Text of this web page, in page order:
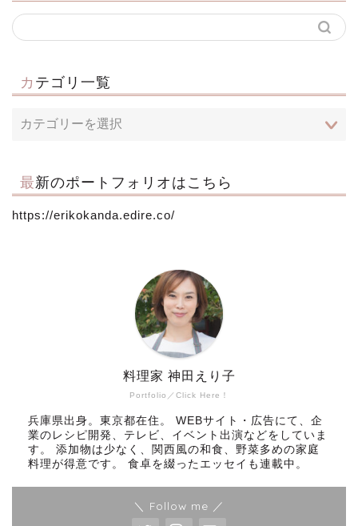
カテゴリ一覧
最新のポートフォリオはこちら
https://erikokanda.edire.co/
Portfolio／Click Here！
料理家 神田えり子
兵庫県出身。東京都在住。 WEBサイト・広告にて、企
業のレシピ開発、テレビ、イベント出演などをしていま
す。 添加物は少なく、関西風の和食、野菜多めの家庭
料理が得意です。 食卓を綴ったエッセイも連載中。
＼ Follow me ／